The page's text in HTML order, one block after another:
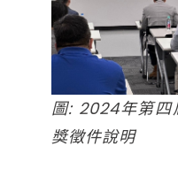
圖: 2024年第四
獎徵件說明